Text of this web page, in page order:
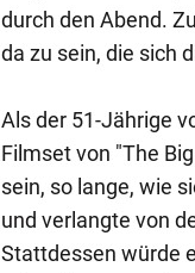
durch den Abend.
da zu sein, die sich
Als der 51-Jährige
Filmset von "The
sein, so lange, wie
und verlangte von
Stattdessen würde